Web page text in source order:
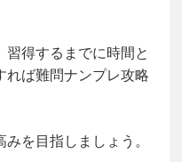
習得するまでに時間と
れば難問ナンプレ攻略
を目指しましょう。